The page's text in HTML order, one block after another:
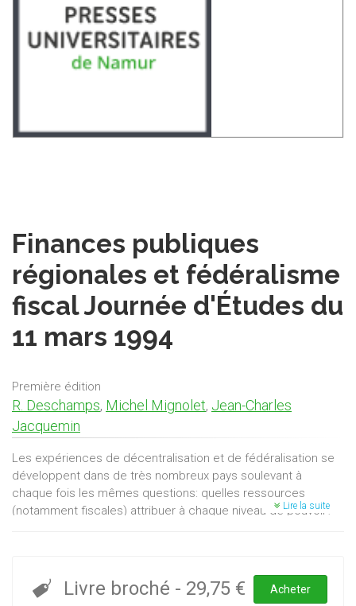
Finances publiques
régionales et fédéralisme
fiscal Journée d'Études du
11 mars 1994
Première édition
R. Deschamps, Michel Mignolet, Jean-Charles
Jacquemin
Les expériences de décentralisation et de fédéralisation se
développent dans de très nombreux pays soulevant à
chaque fois les mêmes questions: quelles ressources
(notamment fiscales) attribuer à chaque niveau de pouvoir?
peu bâti un cadre théorique autour du concept du
fédéralisme fiscal, traitant du problème de la répartition des
Lire la suite
Livre broché - 29,75 € Acheter